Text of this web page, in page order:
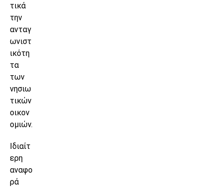
τικά
την
ανταγ
ωνιστ
ικότη
τα
των
νησιω
τικών
οικον
ομιών.
Ιδιαίτ
ερη
αναφο
ρά